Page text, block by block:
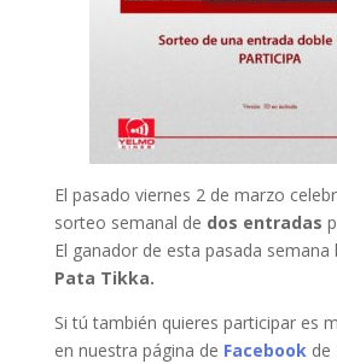
El pasado viernes 2 de marzo
sorteo semanal de dos entradas
El ganador de esta pasada semana
Pata Tikka.
Si tú también quieres participar es
en nuestra página de Facebook de